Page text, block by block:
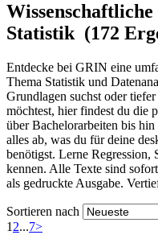
Statistik (172
Entdecke bei GRIN eine
Thema Statistik und
Grundlagen suchst oder
möchtest, hier findest du die
über Bachelorarbeiten bis
alles ab, was du für deine
benötigst. Lerne Regression,
kennen. Alle Texte sind
als gedruckte Ausgabe.
Sortieren nach
1 2...7>